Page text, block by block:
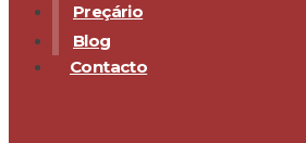
Preçário
Blog
Contacto